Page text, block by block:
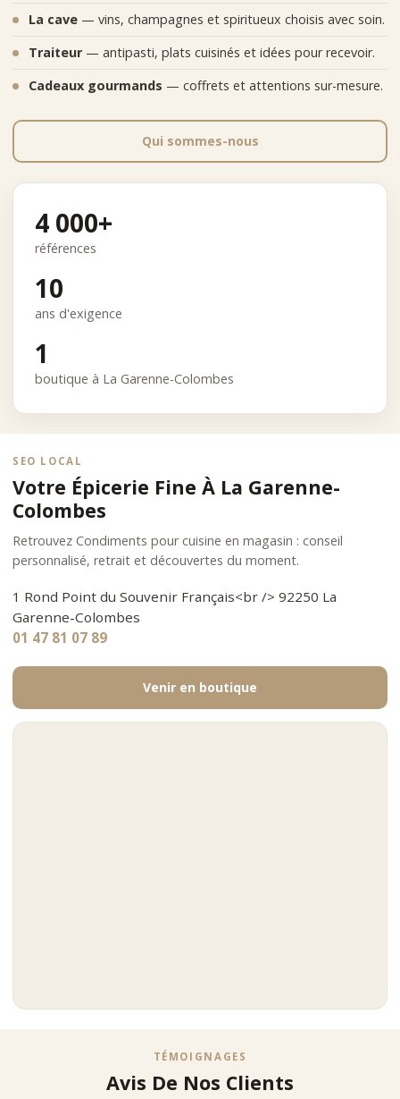
La cave — vins, champagnes et spiritueux choisis avec soin.
Traiteur — antipasti, plats cuisinés et idées pour recevoir.
Cadeaux gourmands — coffrets et attentions sur-mesure.
Qui sommes-nous
4 000+
références
10
ans d'exigence
1
boutique à La Garenne-Colombes
SEO LOCAL
Votre Épicerie Fine À La Garenne-
Colombes
Retrouvez Condiments pour cuisine en magasin : conseil
personnalisé, retrait et découvertes du moment.
1 Rond Point du Souvenir Français<br /> 92250 La
Garenne-Colombes
01 47 81 07 89
Venir en boutique
TÉMOIGNAGES
Avis De Nos Clients